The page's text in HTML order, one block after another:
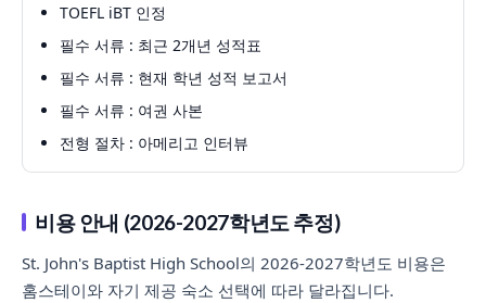
TOEFL iBT 인정
필수 서류 : 최근 2개년 성적표
필수 서류 : 현재 학년 성적 보고서
필수 서류 : 여권 사본
전형 절차 : 아메리고 인터뷰
비용 안내 (2026-2027학년도 추정)
St. John's Baptist High School의 2026-2027학년도 비용은
홈스테이와 자기 제공 숙소 선택에 따라 달라집니다.